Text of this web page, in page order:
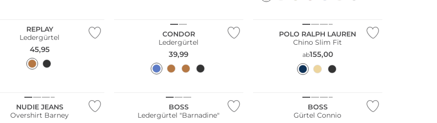
REPLAY
Ledergürtel
45,95
CONDOR
Ledergürtel
39,99
POLO RALPH LAUREN
Chino Slim Fit
ab155,00
NUDIE JEANS
Overshirt Barney
BOSS
Ledergürtel "Barnadine"
BOSS
Gürtel Connio